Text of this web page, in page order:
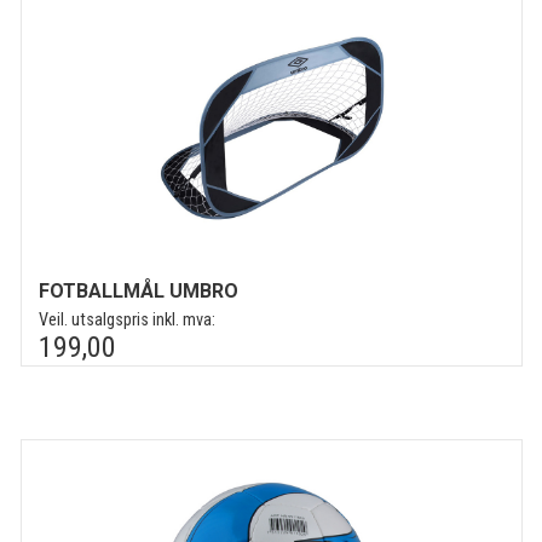
FOTBALLMÅL UMBRO
Veil. utsalgspris inkl. mva:
199,00